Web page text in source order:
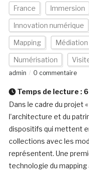
France Immersion
Innovation numérique
Mapping Médiation
Numérisation
admin
0 commentaire
Temps de lecture : 6
Dans le cadre du projet
l’architecture et du
dispositifs qui mettent
collections avec les
représentent. Une
technologie du